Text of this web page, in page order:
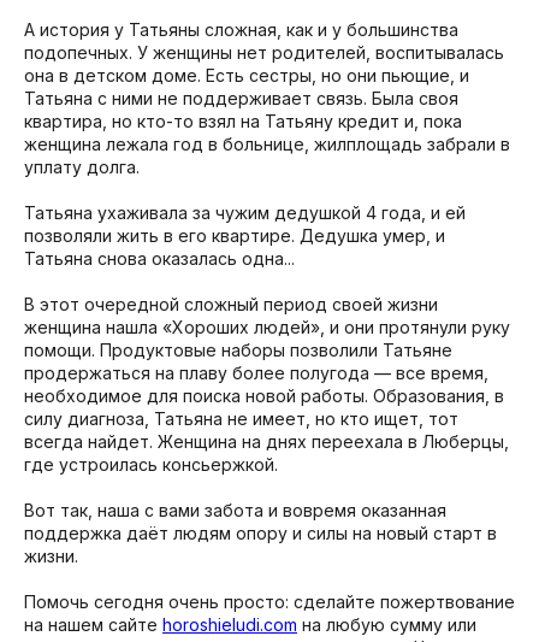
А история у Татьяны сложная, как и у большинства
подопечных. У женщины нет родителей, воспитывалась
она в детском доме. Есть сестры, но они пьющие, и
Татьяна с ними не поддерживает связь. Была своя
квартира, но кто-то взял на Татьяну кредит и, пока
женщина лежала год в больнице, жилплощадь забрали в
уплату долга.
Татьяна ухаживала за чужим дедушкой 4 года, и ей
позволяли жить в его квартире. Дедушка умер, и
Татьяна снова оказалась одна...
В этот очередной сложный период своей жизни
женщина нашла «Хороших людей», и они протянули руку
помощи. Продуктовые наборы позволили Татьяне
продержаться на плаву более полугода — все время,
необходимое для поиска новой работы. Образования, в
силу диагноза, Татьяна не имеет, но кто ищет, тот
всегда найдет. Женщина на днях переехала в Люберцы,
где устроилась консьержкой.
Вот так, наша с вами забота и вовремя оказанная
поддержка даёт людям опору и силы на новый старт в
жизни.
Помочь сегодня очень просто: сделайте пожертвование
на нашем сайте horoshieludi.com на любую сумму или